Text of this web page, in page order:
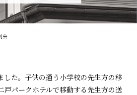
会
した。子供の通う小学校の先生方の移
戸パークホテルで移動する先生方の送